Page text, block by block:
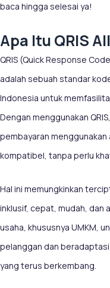
baca hingga selesai ya!
Apa Itu QRIS
QRIS (Quick Response
adalah sebuah standar
Indonesia untuk
Dengan menggunakan
pembayaran
kompatibel, tanpa perlu
Hal ini memungkinkan
inklusif, cepat, mudah, dan
usaha, khususnya UMKM,
pelanggan dan
yang terus berkembang.